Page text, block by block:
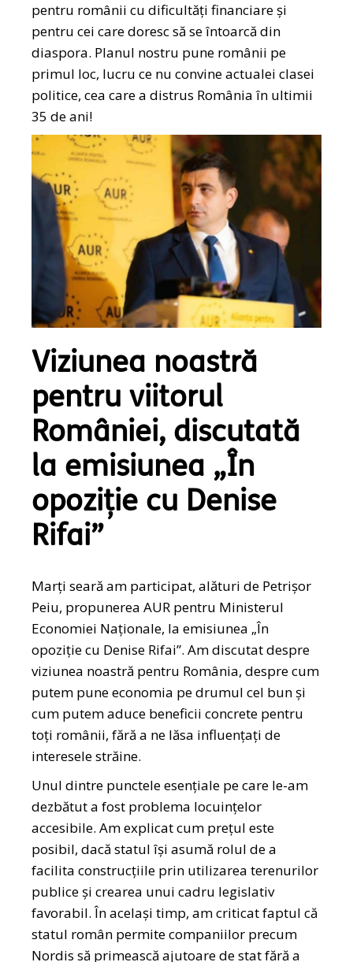
pentru românii cu dificultăți financiare și
pentru cei care doresc să se întoarcă din
diaspora. Planul nostru pune românii pe
primul loc, lucru ce nu convine actualei clasei
politice, cea care a distrus România în ultimii
35 de ani!
Viziunea noastră
pentru viitorul
României, discutată
la emisiunea „În
opoziție cu Denise
Rifai”
Marți seară am participat, alături de Petrișor
Peiu, propunerea AUR pentru Ministerul
Economiei Naționale, la emisiunea „În
opoziție cu Denise Rifai”. Am discutat despre
viziunea noastră pentru România, despre cum
putem pune economia pe drumul cel bun și
cum putem aduce beneficii concrete pentru
toți românii, fără a ne lăsa influențați de
interesele străine.
Unul dintre punctele esențiale pe care le-am
dezbătut a fost problema locuințelor
accesibile. Am explicat cum prețul este
posibil, dacă statul își asumă rolul de a
facilita construcțiile prin utilizarea terenurilor
publice și crearea unui cadru legislativ
favorabil. În același timp, am criticat faptul că
statul român permite companiilor precum
Nordis să primească ajutoare de stat fără a